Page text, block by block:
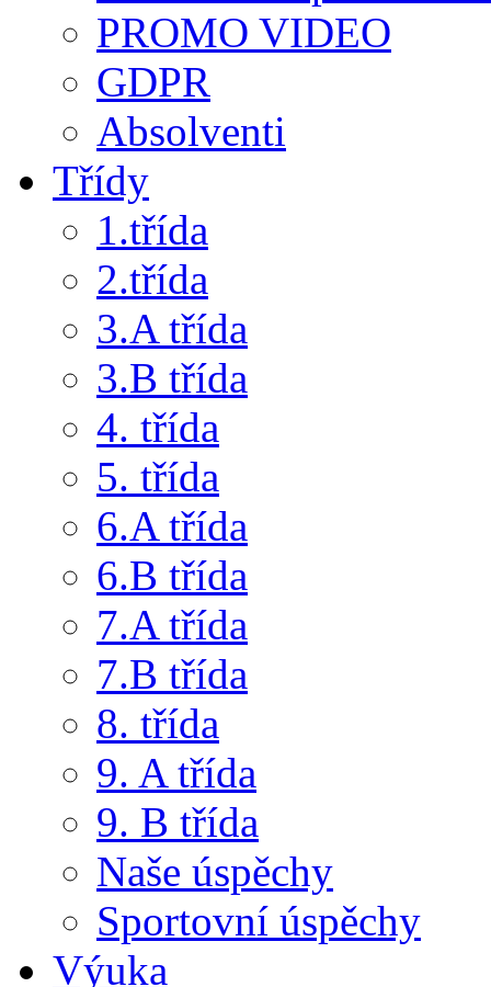
PROMO VIDEO
GDPR
Absolventi
Třídy
1.třída
2.třída
3.A třída
3.B třída
4. třída
5. třída
6.A třída
6.B třída
7.A třída
7.B třída
8. třída
9. A třída
9. B třída
Naše úspěchy
Sportovní úspěchy
Výuka